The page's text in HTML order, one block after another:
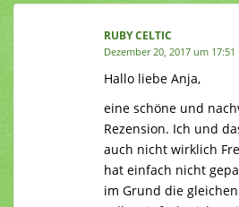
RUBY CELTIC
Dezember 20, 2017 um 17:51
Hallo liebe Anja,
eine schöne und
Rezension. Ich und
auch nicht wirklich
hat einfach nicht
im Grund die